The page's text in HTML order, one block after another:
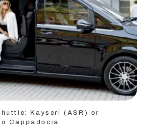
Kayseri (ASR) or
Cappadocia